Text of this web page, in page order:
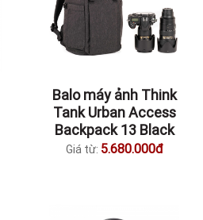
Balo máy ảnh Think
Tank Urban Access
Backpack 13 Black
Giá từ: 5.680.000đ